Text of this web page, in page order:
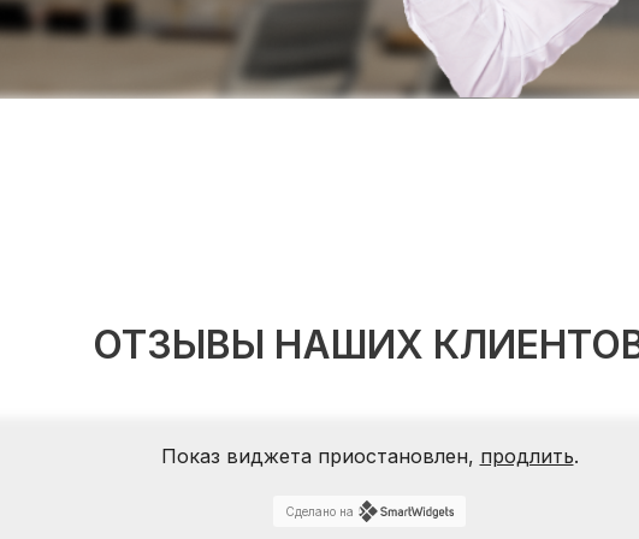
ОТЗЫВЫ НАШИХ
Показ виджета приостановлен, продлить.
Сделано на